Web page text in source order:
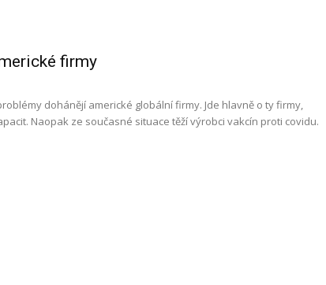
firmy
dohánějí americké globální firmy. Jde hlavně o ty firmy,
Naopak ze současné situace těží výrobci vakcín proti covidu.